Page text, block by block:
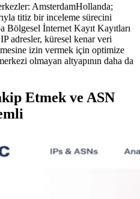
AmsterdamHollanda;
titiz bir inceleme sürecini
Bölgesel İnternet Kayıt Kayıtları
adresler, küresel kenar veri
izin vermek için optimize
olmayan altyapının daha da
Etmek ve ASN